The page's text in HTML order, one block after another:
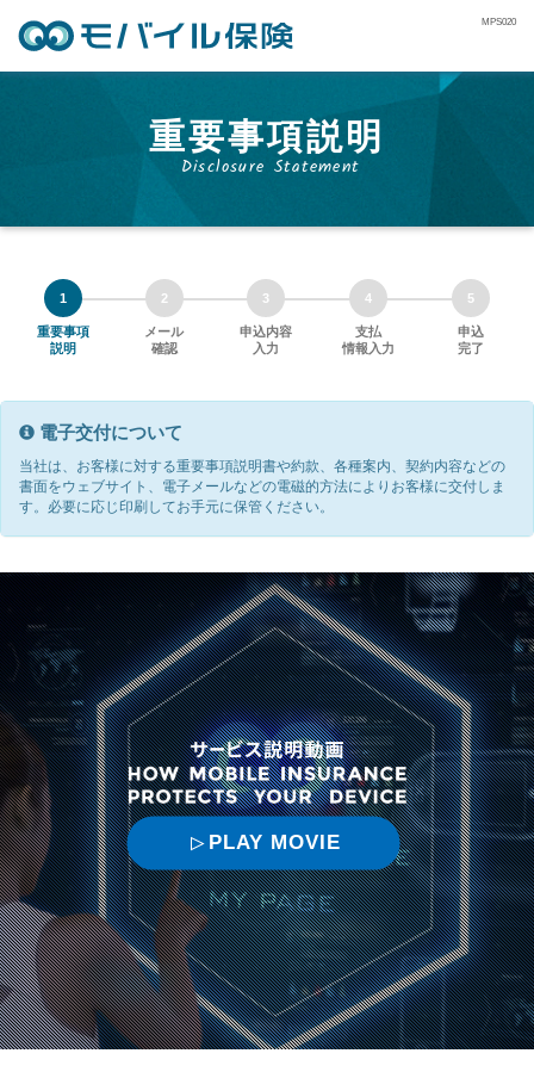
MPS020
重要事項説明
Disclosure Statement
1
重要事項
説明
2
メール
確認
3
申込内容
入力
4
支払
情報入力
5
申込
完了
電子交付について
当社は、お客様に対する重要事項説明書や約款、各種案内、契約内容などの
書面をウェブサイト、電子メールなどの電磁的方法によりお客様に交付しま
す。必要に応じ印刷してお手元に保管ください。
PLAY MOVIE